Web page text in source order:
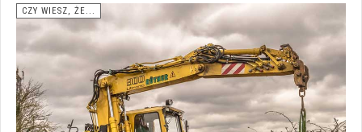
CZY WIESZ, ŻE...